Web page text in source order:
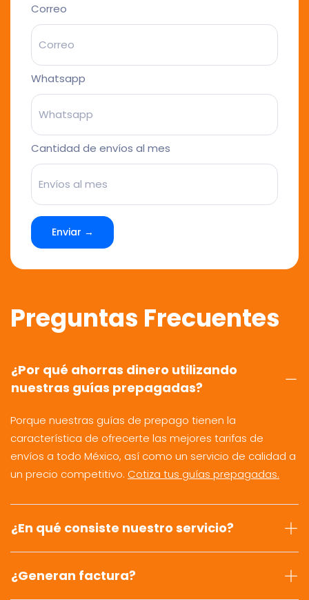
Correo
Whatsapp
Cantidad de envíos al mes
Enviar →
Preguntas Frecuentes
¿Por qué ahorras dinero utilizando
nuestras guías prepagadas?
Porque nuestras guías de prepago tienen la
característica de ofrecerte las mejores tarifas de
envíos a todo México, así como un servicio de calidad a
un precio competitivo. Cotiza tus guías prepagadas.
¿En qué consiste nuestro servicio?
¿Generan factura?